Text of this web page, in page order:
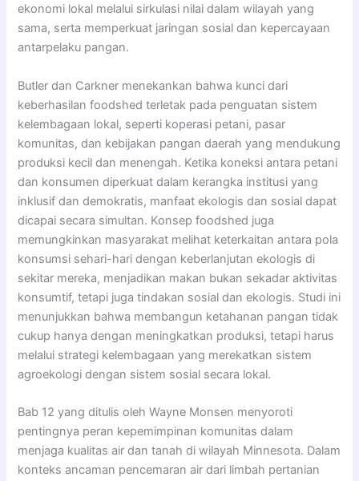
ekonomi lokal melalui sirkulasi nilai dalam wilayah yang
sama, serta memperkuat jaringan sosial dan kepercayaan
antarpelaku pangan.
Butler dan Carkner menekankan bahwa kunci dari
keberhasilan foodshed terletak pada penguatan sistem
kelembagaan lokal, seperti koperasi petani, pasar
komunitas, dan kebijakan pangan daerah yang mendukung
produksi kecil dan menengah. Ketika koneksi antara petani
dan konsumen diperkuat dalam kerangka institusi yang
inklusif dan demokratis, manfaat ekologis dan sosial dapat
dicapai secara simultan. Konsep foodshed juga
memungkinkan masyarakat melihat keterkaitan antara pola
konsumsi sehari-hari dengan keberlanjutan ekologis di
sekitar mereka, menjadikan makan bukan sekadar aktivitas
konsumtif, tetapi juga tindakan sosial dan ekologis. Studi ini
menunjukkan bahwa membangun ketahanan pangan tidak
cukup hanya dengan meningkatkan produksi, tetapi harus
melalui strategi kelembagaan yang merekatkan sistem
agroekologi dengan sistem sosial secara lokal.
Bab 12 yang ditulis oleh Wayne Monsen menyoroti
pentingnya peran kepemimpinan komunitas dalam
menjaga kualitas air dan tanah di wilayah Minnesota. Dalam
konteks ancaman pencemaran air dari limbah pertanian